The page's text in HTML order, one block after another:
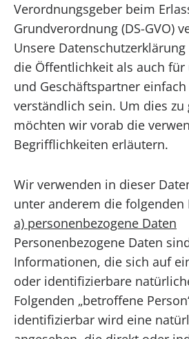
Verordnungsgeber beim
Grundverordnung (DS-GVO)
Unsere
die Öffentlichkeit als auch für
und Geschäftspartner
verständlich sein. Um dies zu
möchten wir vorab die
Begrifflichkeiten erläutern.
Wir verwenden in dieser
unter anderem die folgenden
a) personenbezogene Daten
Personenbezogene Daten
Informationen, die sich auf
oder identifizierbare
Folgenden „betroffene
identifizierbar wird eine